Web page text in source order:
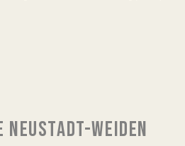
NEUSTADT-WEIDEN